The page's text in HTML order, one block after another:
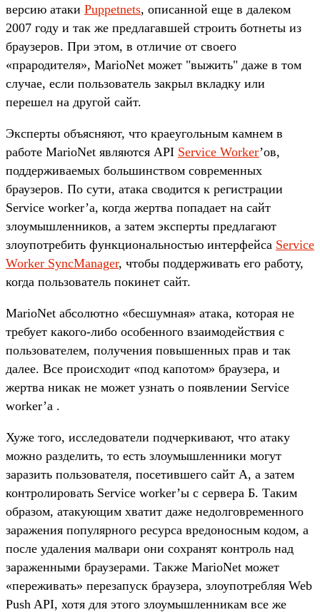
версию атаки Puppetnets, описанной еще в далеком
2007 году и так же предлагавшей строить ботнеты из
браузеров. При этом, в отличие от своего
«прародителя», MarioNet может "выжить" даже в том
случае, если пользователь закрыл вкладку или
перешел на другой сайт.
Эксперты объясняют, что краеугольным камнем в
работе MarioNet являются API Service Worker’ов,
поддерживаемых большинством современных
браузеров. По сути, атака сводится к регистрации
Service worker’а, когда жертва попадает на сайт
злоумышленников, а затем эксперты предлагают
злоупотребить функциональностью интерфейса Service
Worker SyncManager, чтобы поддерживать его работу,
когда пользователь покинет сайт.
MarioNet абсолютно «бесшумная» атака, которая не
требует какого-либо особенного взаимодействия с
пользователем, получения повышенных прав и так
далее. Все происходит «под капотом» браузера, и
жертва никак не может узнать о появлении Service
worker’а .
Хуже того, исследователи подчеркивают, что атаку
можно разделить, то есть злоумышленники могут
заразить пользователя, посетившего сайт А, а затем
контролировать Service worker’ы с сервера Б. Таким
образом, атакующим хватит даже недолговременного
заражения популярного ресурса вредоносным кодом, а
после удаления малвари они сохранят контроль над
зараженными браузерами. Также MarioNet может
«переживать» перезапуск браузера, злоупотребляя Web
Push API, хотя для этого злоумышленникам все же